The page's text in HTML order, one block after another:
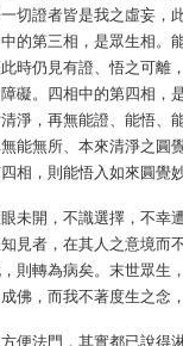
切證者皆是我之虛妄，
的第三相，是眾生相。
時仍見有證、悟之可離
礙。四相中的第四相，
淨，再無能證、能悟、
能無所、本來清淨之圓
相，則能悟入如來圓覺
未開，不識選擇，不幸
見者，在其人之意境而
則轉為病矣。末世眾生
佛，而我不著度生之念
便法門，其實都已說得